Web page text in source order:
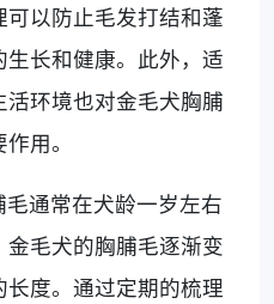
以防止毛发打结和蓬
长和健康。此外，适
环境也对金毛犬胸脯
用。
通常在犬龄一岁左右
毛犬的胸脯毛逐渐变
度。通过定期的梳理